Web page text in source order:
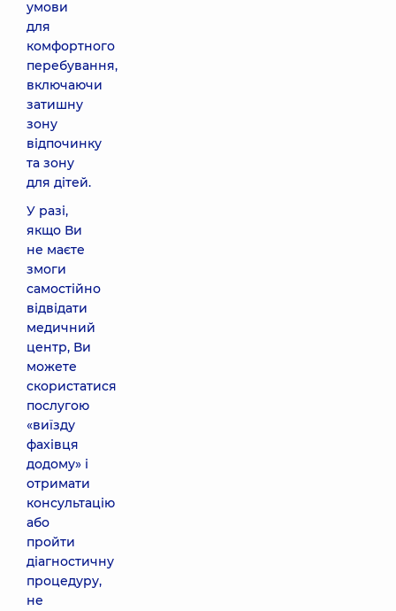
умови
для
комфортного
перебування,
включаючи
затишну
зону
відпочинку
та зону
для дітей.
У разі,
якщо Ви
не маєте
змоги
самостійно
відвідати
медичний
центр, Ви
можете
скористатися
послугою
«виїзду
фахівця
додому» і
отримати
консультацію
або
пройти
діагностичну
процедуру,
не